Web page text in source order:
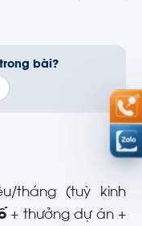
bài?
tháng (tuỳ kinh
+ thưởng dự án +